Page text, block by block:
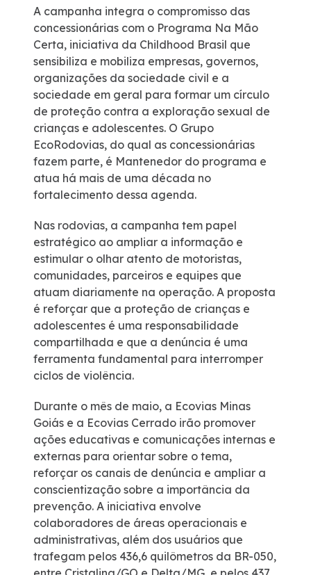
Trabalhe Conosco
A campanha integra o compromisso das
concessionárias com o Programa Na Mão
Certa, iniciativa da Childhood Brasil que
sensibiliza e mobiliza empresas, governos,
organizações da sociedade civil e a
sociedade em geral para formar um círculo
de proteção contra a exploração sexual de
crianças e adolescentes. O Grupo
EcoRodovias, do qual as concessionárias
fazem parte, é Mantenedor do programa e
atua há mais de uma década no
fortalecimento dessa agenda.
Nas rodovias, a campanha tem papel
estratégico ao ampliar a informação e
estimular o olhar atento de motoristas,
comunidades, parceiros e equipes que
atuam diariamente na operação. A proposta
é reforçar que a proteção de crianças e
adolescentes é uma responsabilidade
compartilhada e que a denúncia é uma
ferramenta fundamental para interromper
ciclos de violência.
Durante o mês de maio, a Ecovias Minas
Goiás e a Ecovias Cerrado irão promover
ações educativas e comunicações internas e
externas para orientar sobre o tema,
reforçar os canais de denúncia e ampliar a
conscientização sobre a importância da
prevenção. A iniciativa envolve
colaboradores de áreas operacionais e
administrativas, além dos usuários que
trafegam pelos 436,6 quilômetros da BR-050,